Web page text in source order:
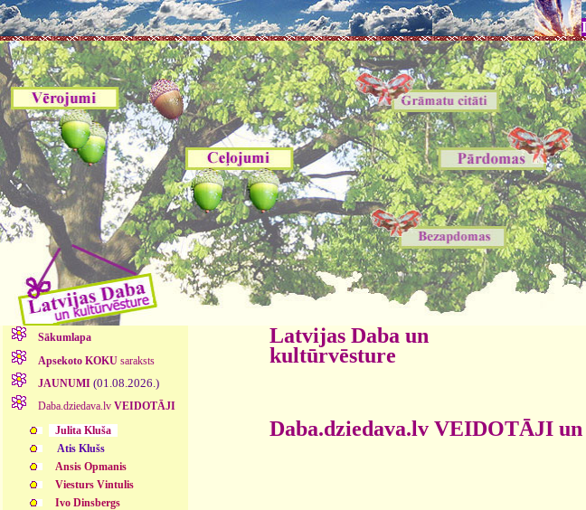
Sākumlapa
Apsekoto KOKUsaraksts
JAUNUMI (01.08.2026.)
Daba.dziedava.lv VEIDOTĀJI
Julita Kluša
Atis Klušs
Ansis Opmanis
Viesturs Vintulis
Ivo Dinsbergs
Latvijas Daba un
kultūrvēsture
Daba.dziedava.lv VEIDOTĀJI